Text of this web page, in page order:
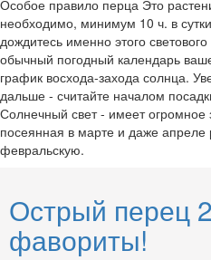
Особое правило перца Это
необходимо, минимум 10 ч. в
дождитесь именно этого
обычный погодный календарь
график восхода-захода солнца.
дальше - считайте началом
Солнечный свет - имеет
посеянная в марте и даже апреле
февральскую.
Острый перец
фавориты!